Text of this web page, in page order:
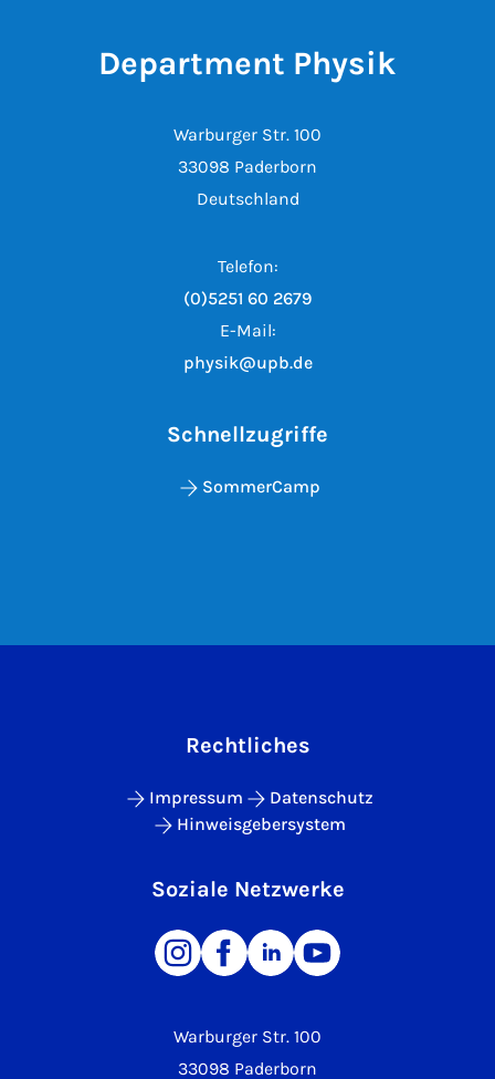
Department Physik
Warburger Str. 100
33098 Paderborn
Deutschland
Telefon:
(0)5251 60 2679
E-Mail:
physik@upb.de
Schnellzugriffe
SommerCamp
Warburger Str. 100
33098 Paderborn
Rechtliches
Impressum
Datenschutz
Hinweisgebersystem
Soziale Netzwerke